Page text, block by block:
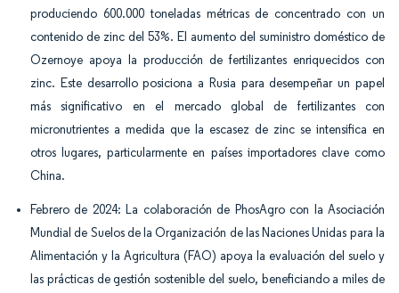
produciendo 600.000 toneladas métricas de concentrado con un
contenido de zinc del 53%. El aumento del suministro doméstico de
Ozernoye apoya la producción de fertilizantes enriquecidos con
zinc. Este desarrollo posiciona a Rusia para desempeñar un papel
más significativo en el mercado global de fertilizantes con
micronutrientes a medida que la escasez de zinc se intensifica en
otros lugares, particularmente en países importadores clave como
China.
Febrero de 2024: La colaboración de PhosAgro con la Asociación
Mundial de Suelos de la Organización de las Naciones Unidas para la
Alimentación y la Agricultura (FAO) apoya la evaluación del suelo y
las prácticas de gestión sostenible del suelo, beneficiando a miles de